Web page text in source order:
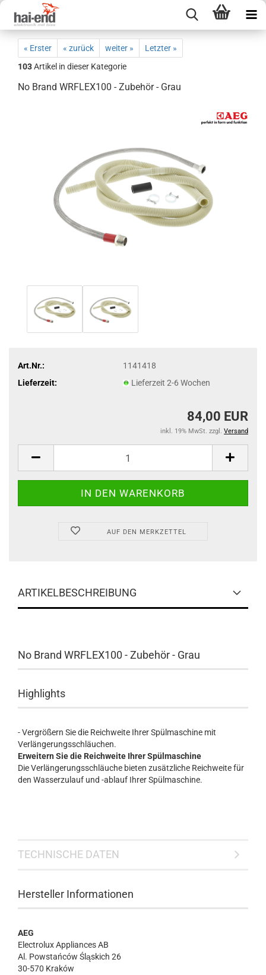
« Erster « zurück weiter »
Letzter »
103Artikel in dieser Kategorie
No Brand WRFLEX100 - Zubehör - Grau
Art.Nr.:
1141418
Lieferzeit:
Lieferzeit 2-6 Wochen
84,00 EUR
inkl. 19% MwSt. zzgl. Versand
AUF DEN MERKZETTEL
ARTIKELBESCHREIBUNG
No Brand WRFLEX100 - Zubehör - Grau
Highlights
- Vergrößern Sie die Reichweite Ihrer Spülmaschine mit
Verlängerungsschläuchen.
Erweitern Sie die Reichweite Ihrer Spülmaschine
Die Verlängerungsschläuche bieten zusätzliche Reichweite für
den Wasserzulauf und -ablauf Ihrer Spülmaschine.
TECHNISCHE DATEN
Hersteller Informationen
AEG
Electrolux Appliances AB
Al. Powstańców Śląskich 26
30-570 Kraków